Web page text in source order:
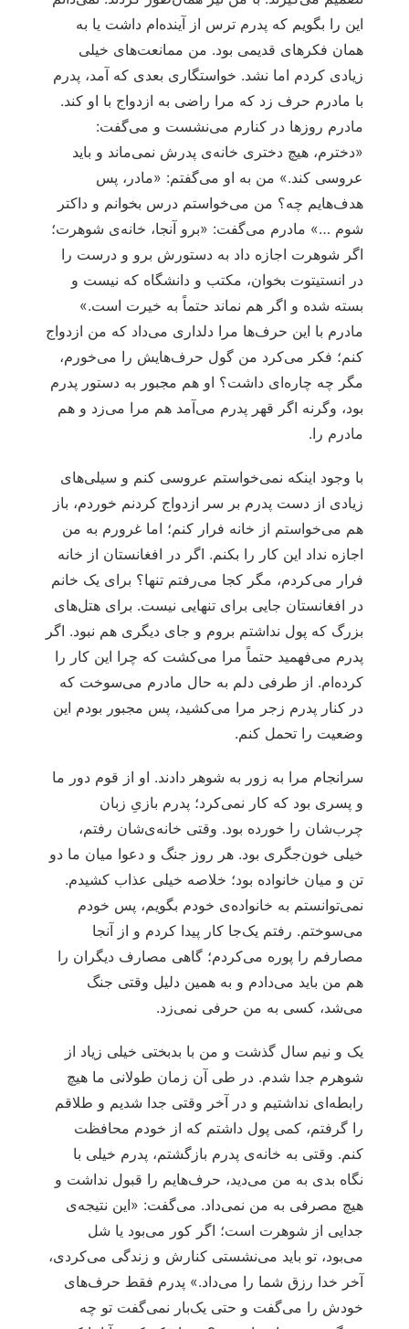
این را بگویم که پدرم ترس از آینده‌ام داشت یا به
همان فکرهای قدیمی بود. من ممانعت‌های خیلی
زیادی کردم اما نشد. خواستگاری بعدی که آمد، پدرم
با مادرم حرف زد که مرا راضی به ازدواج با او کند.
مادرم روزها در کنارم می‌نشست و می‌گفت:
«دخترم، هیچ دختری خانه‌ی پدرش نمی‌ماند و باید
عروسی کند.» من به او می‌گفتم: «مادر، پس
هدف‌هایم چه؟ من می‌خواستم درس بخوانم و داکتر
شوم …» مادرم می‌گفت: «برو آنجا، خانه‌ی شوهرت؛
اگر شوهرت اجازه داد به دستورش برو و درست را
در انستیتوت بخوان، مکتب و دانشگاه که نیست و
بسته شده و اگر هم نماند حتماً به خیرت است.»
مادرم با این حرف‌ها مرا دلداری می‌داد که من ازدواج
کنم؛ فکر می‌کرد من گول حرف‌هایش را می‌خورم،
مگر چه چاره‌ای داشت؟ او هم مجبور به دستور پدرم
بود، وگرنه اگر قهر پدرم می‌آمد هم مرا می‌زد و هم
مادرم را.
با وجود اینکه نمی‌خواستم عروسی کنم و سیلی‌های
زیادی از دست پدرم بر سر ازدواج کردنم خوردم، باز
هم می‌خواستم از خانه فرار کنم؛ اما غرورم به من
اجازه نداد این کار را بکنم. اگر در افغانستان از خانه
فرار می‌کردم، مگر کجا می‌رفتم تنها؟ برای یک خانم
در افغانستان جایی برای تنهایی نیست. برای هتل‌های
بزرگ که پول نداشتم بروم و جای دیگری هم نبود. اگر
پدرم می‌فهمید حتماً مرا می‌کشت که چرا این کار را
کرده‌ام. از طرفی دلم به حال مادرم می‌سوخت که
در کنار پدرم زجر مرا می‌کشید، پس مجبور بودم این
وضعیت را تحمل کنم.
سرانجام مرا به زور به شوهر دادند. او از قوم دور ما
و پسری بود که کار نمی‌کرد؛ پدرم بازیِ زبان
چرب‌شان را خورده بود. وقتی خانه‌ی‌شان رفتم،
خیلی خون‌جگری بود. هر روز جنگ و دعوا میان ما دو
تن و میان خانواده بود؛ خلاصه خیلی عذاب کشیدم.
نمی‌توانستم به خانواده‌ی خودم بگویم، پس خودم
می‌سوختم. رفتم یک‌جا کار پیدا کردم و از آنجا
مصارفم را پوره می‌کردم؛ گاهی مصارف دیگران را
هم من باید می‌دادم و به همین دلیل وقتی جنگ
می‌شد، کسی به من حرفی نمی‌زد.
یک و نیم سال گذشت و من با بدبختی خیلی زیاد از
شوهرم جدا شدم. در طی آن زمان طولانی ما هیچ
رابطه‌ای نداشتیم و در آخر وقتی جدا شدیم و طلاقم
را گرفتم، کمی پول داشتم که از خودم محافظت
کنم. وقتی به خانه‌ی پدرم بازگشتم، پدرم خیلی با
نگاه بدی به من می‌دید، حرف‌هایم را قبول نداشت و
هیچ مصرفی به من نمی‌داد. می‌گفت: «این نتیجه‌ی
جدایی از شوهرت است؛ اگر کور می‌بود یا شل
می‌بود، تو باید می‌نشستی کنارش و زندگی می‌کردی،
آخر خدا رزق شما را می‌داد.» پدرم فقط حرف‌های
خودش را می‌گفت و حتی یک‌بار نمی‌گفت تو چه